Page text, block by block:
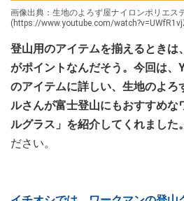
画像出典：生地のよろず屋ナイロンポリエス
(https://www.youtube.com/
登山用のアイテムを揃えるときは
がポイントなんだそう。今回は
のアイテムに詳しい、生地のよろ
ルさんが富士登山にもおすすめな
ルグラス」を紹介してくれました。
ださい。